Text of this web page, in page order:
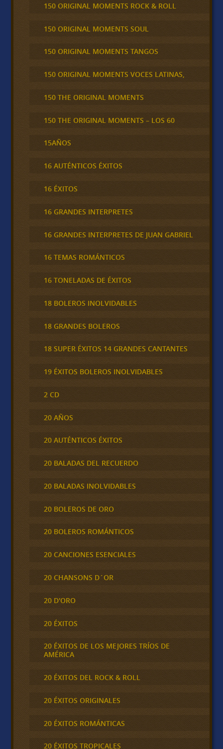
150 ORIGINAL MOMENTS ROCK & ROLL
150 ORIGINAL MOMENTS SOUL
150 ORIGINAL MOMENTS TANGOS
150 ORIGINAL MOMENTS VOCES LATINAS,
150 THE ORIGINAL MOMENTS
150 THE ORIGINAL MOMENTS – LOS 60
15AÑOS
16 AUTÉNTICOS ÉXITOS
16 ÉXITOS
16 GRANDES INTERPRETES
16 GRANDES INTERPRETES DE JUAN GABRIEL
16 TEMAS ROMÁNTICOS
16 TONELADAS DE ÉXITOS
18 BOLEROS INOLVIDABLES
18 GRANDES BOLEROS
18 SUPER ÉXITOS 14 GRANDES CANTANTES
19 ÉXITOS BOLEROS INOLVIDABLES
2 CD
20 AÑOS
20 AUTÉNTICOS ÉXITOS
20 BALADAS DEL RECUERDO
20 BALADAS INOLVIDABLES
20 BOLEROS DE ORO
20 BOLEROS ROMÁNTICOS
20 CANCIONES ESENCIALES
20 CHANSONS D´OR
20 D'ORO
20 ÉXITOS
20 ÉXITOS DE LOS MEJORES TRÍOS DE
AMÉRICA
20 ÉXITOS DEL ROCK & ROLL
20 ÉXITOS ORIGINALES
20 ÉXITOS ROMÁNTICAS
20 ÉXITOS TROPICALES